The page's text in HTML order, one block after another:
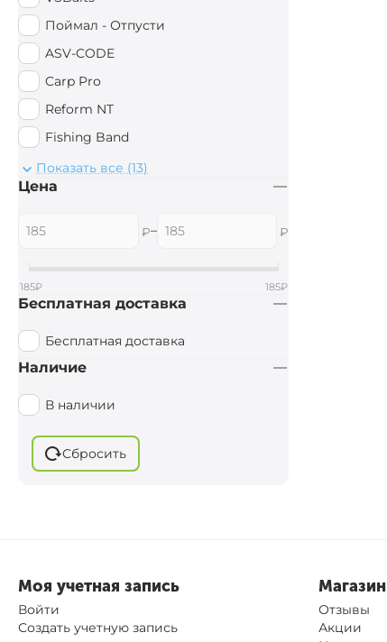
Поймал - Отпусти
ASV-CODE
Carp Pro
Reform NT
Fishing Band
Bait Factory
Chapel Baits
Показать все (13)
Цена
₽– ₽
185₽ 185₽
Бесплатная доставка
Бесплатная доставка
Наличие
В наличии
Сбросить
Моя учетная запись
Войти
Создать учетную запись
Магазин
Отзывы
Акции